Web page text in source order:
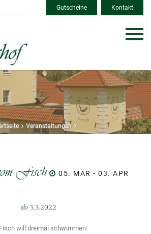
Gutscheine Kontakt
Veranstaltungen
Fisch 05. MÄR - 03. APR
ab 5.3.2022
will dreimal schwimmen: